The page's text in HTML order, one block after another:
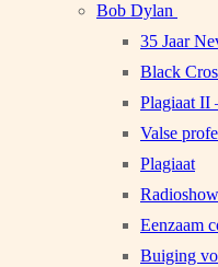
Bob Dylan
35 Jaar
Black
Plagiaat II
Valse
Plagiaat
Eenzaam
Buiging